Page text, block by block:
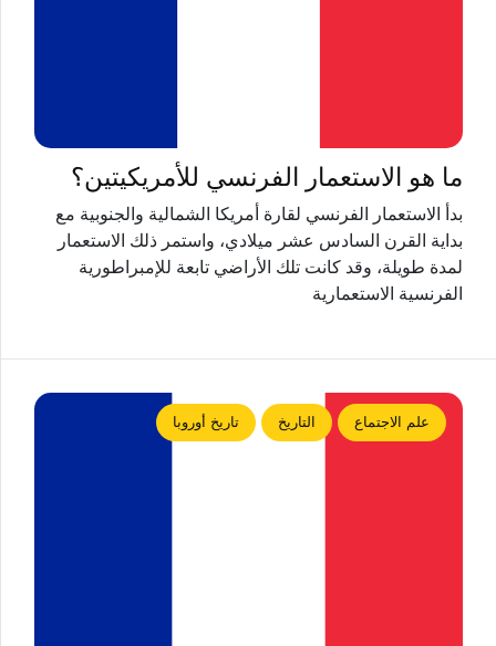
ما هو الاستعمار الفرنسي للأمريكيتين؟
بدأ الاستعمار الفرنسي لقارة أمريكا الشمالية والجنوبية مع
بداية القرن السادس عشر ميلادي، واستمر ذلك الاستعمار
لمدة طويلة، وقد كانت تلك الأراضي تابعة للإمبراطورية
الفرنسية الاستعمارية
علم الاجتماع التاريخ تاريخ أوروبا